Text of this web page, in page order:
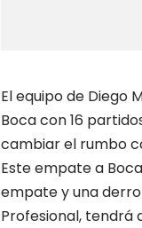
El equipo de Diego
Boca con 16
cambiar el rumbo
Este empate a Boca
empate y una
Profesional, tendrá